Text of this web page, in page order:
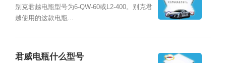
别克君越电瓶型号为6-QW-60或L2-400。别克君
越使用的这款电瓶...
君威电瓶什么型号